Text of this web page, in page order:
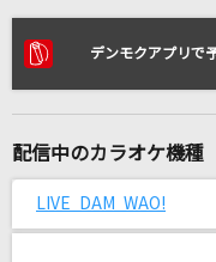
リアルタイ
Cherish
First Love
宇多田ヒカル
デンモクアプリで
配信中のカラオケ機種
LIVE DAM WAO!